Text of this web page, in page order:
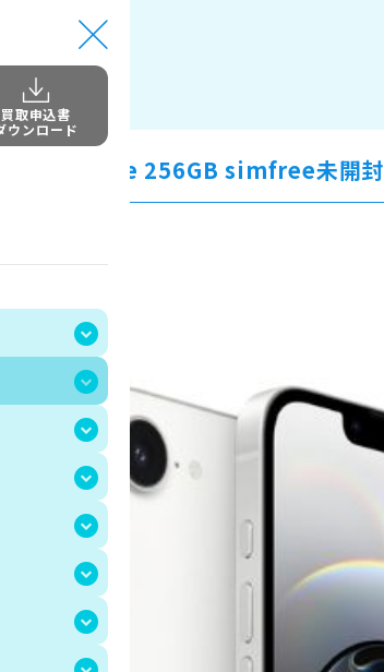
買取申込書
ウンロード
iPhone 16e 256GB simfree未開封